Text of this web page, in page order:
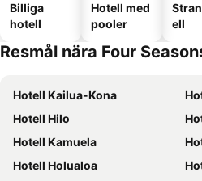
Billiga
hotell
Hotell med
pooler
ell
Resmål nära Four
Hotell Kailua-Kona
Hotell Hilo
Hotell Kamuela
Hotell Holualoa